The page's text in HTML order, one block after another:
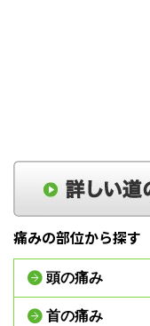
痛みの部位から探す
頭の痛み
首の痛み